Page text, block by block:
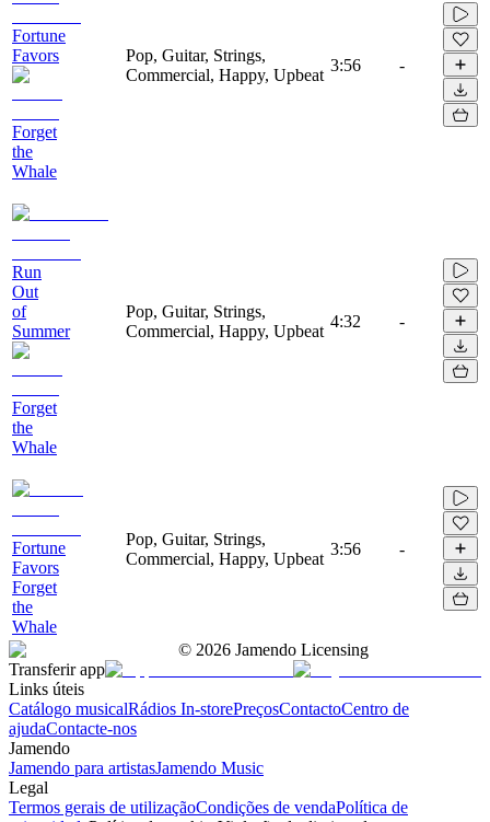
Fortune
Favors
Forget
the
Whale
Pop, Guitar, Strings,
Commercial, Happy, Upbeat
3:56 -
Run
Out
of
Summer
Forget
the
Whale
Pop, Guitar, Strings,
Commercial, Happy, Upbeat
4:32 -
Fortune
Favors
Forget
the
Whale
Pop, Guitar, Strings,
Commercial, Happy, Upbeat
3:56 -
© 2026 Jamendo Licensing
Transferir app
Links úteis
Catálogo musicalRádios In-storePreçosContactoCentro de
ajudaContacte-nos
Jamendo
Jamendo para artistasJamendo Music
Legal
Termos gerais de utilizaçãoCondições de vendaPolítica de